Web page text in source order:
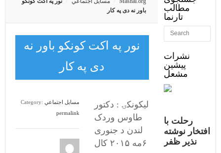
باور نه دی په کار
نور په اکت کونکو باور نه
دی په کار
Category: مسايل اجتماعي
permalink
لیکونکۍ : دکتور
طاوس وردک
لندن د جنوری
۶مه ۲۰۱۵ کال
مطالب
تارنما
نشرات
پیشین
مشعل
رحلت با
افتخار نوشته
نذیر ظفر